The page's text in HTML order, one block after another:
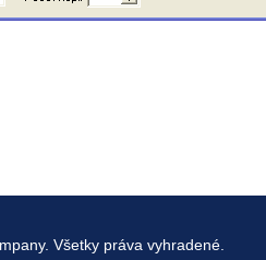
Všetky práva vyhradené.